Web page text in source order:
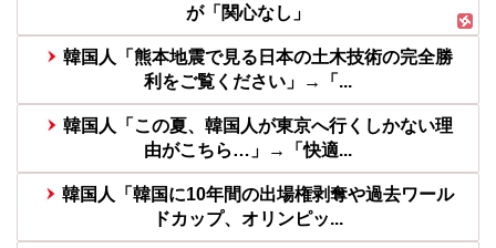
が「関心なし」
韓国人「熊本地震で見る日本の土木技術の完全勝
利をご覧ください」→「...
韓国人「この夏、韓国人が東京へ行くしかない理
由がこちら…」→「快適...
韓国人「韓国に10年間の出場権剥奪や過去ワール
ドカップ、オリンピッ...